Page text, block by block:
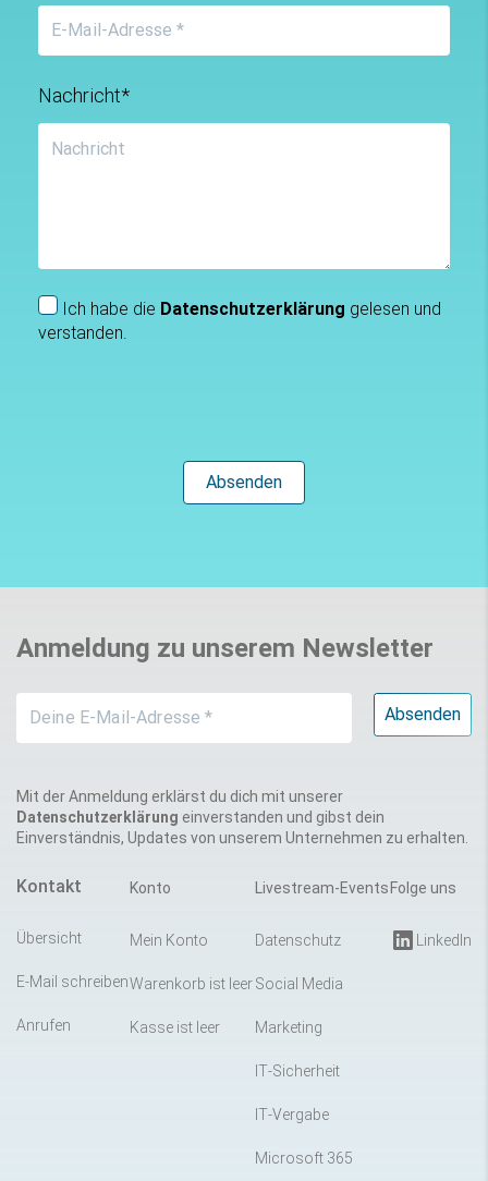
Nachricht*
Ich habe die Datenschutzerklärung gelesen und
verstanden.
Anmeldung zu unserem Newsletter
Mit der Anmeldung erklärst du dich mit unserer
Datenschutzerklärung einverstanden und gibst dein
Einverständnis, Updates von unserem Unternehmen zu erhalten.
Kontakt
Übersicht
E-Mail schreiben
Anrufen
Konto
Mein Konto
Warenkorb ist leer
Kasse ist leer
Livestream-Events
Datenschutz
Social Media
Marketing
IT-Sicherheit
IT-Vergabe
Microsoft 365
Folge uns
LinkedIn